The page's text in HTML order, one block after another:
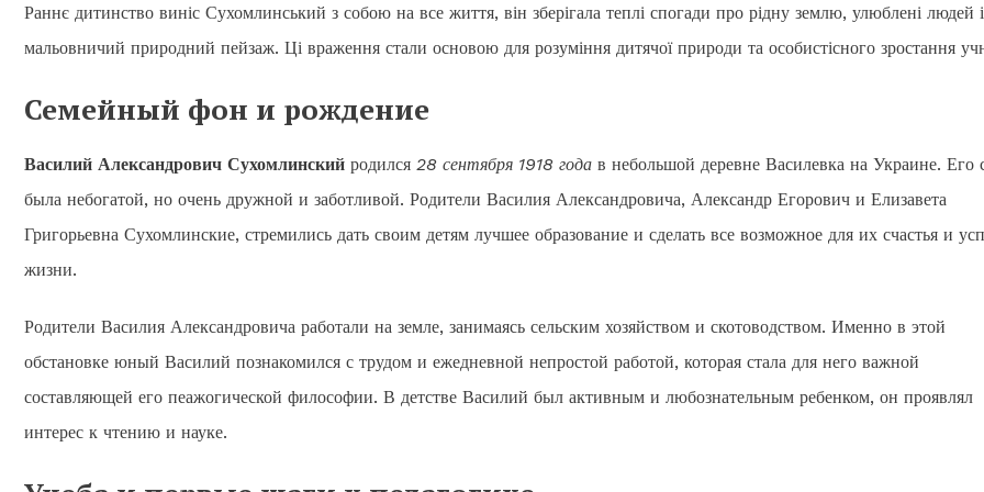
Раннє дитинство виніс Сухомлинський з собою на все життя, він зберігала теплі спогади про рідну землю, улюблені людей і
мальовничий природний пейзаж. Ці враження стали основою для розуміння дитячої природи та особистісного зростання
Семейный фон и рождение
Василий Александрович Сухомлинский родился 28 сентября 1918 года в небольшой деревне Василевка на Украине. Его
была небогатой, но очень дружной и заботливой. Родители Василия Александровича, Александр Егорович и Елизавета
Григорьевна Сухомлинские, стремились дать своим детям лучшее образование и сделать все возможное для их счастья и
жизни.
Родители Василия Александровича работали на земле, занимаясь сельским хозяйством и скотоводством. Именно в этой
обстановке юный Василий познакомился с трудом и ежедневной непростой работой, которая стала для него важной
составляющей его пеажогической философии. В детстве Василий был активным и любознательным ребенком, он проявлял
интерес к чтению и науке.